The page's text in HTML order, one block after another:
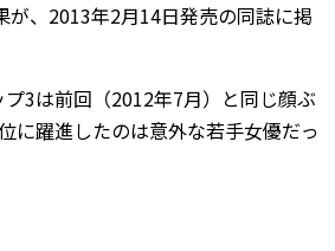
が、2013年2月14日発売の同誌に掲
プ3は前回（2012年7月）と同じ顔ぶ
に躍進したのは意外な若手女優だっ